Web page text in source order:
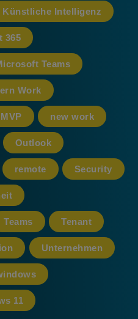
Künstliche Intelligenz
365
Teams
Work
MVP new work
Outlook
remote Security
Teams Tenant
Unternehmen
11